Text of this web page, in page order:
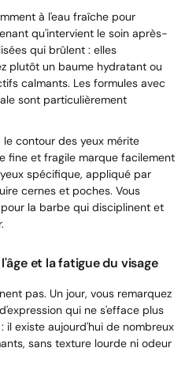
à l'eau fraîche pour
qu'intervient le soin après-
qui brûlent : elles
plutôt un baume hydratant ou
calmants. Les formules avec
sont particulièrement
contour des yeux mérite
fine et fragile marque facilement
spécifique, appliqué par
cernes et poches. Vous
la barbe qui disciplinent et
et la fatigue du visage
pas. Un jour, vous remarquez
qui ne s'efface plus
il existe aujourd'hui de nombreux
sans texture lourde ni odeur